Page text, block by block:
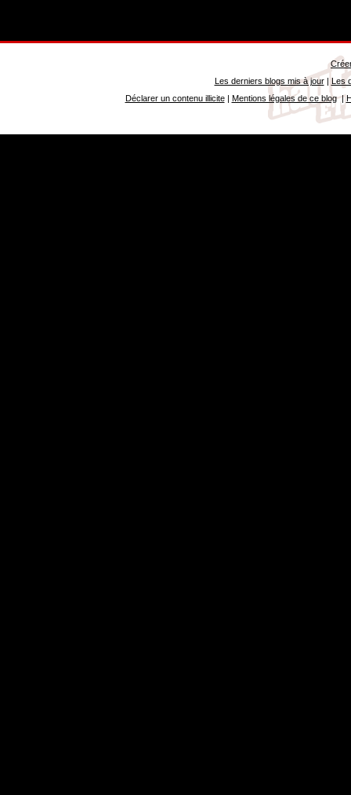
Les derniers blogs mis à jour| Les
Déclarer un contenu illicite| Mentions légales de ce blog|